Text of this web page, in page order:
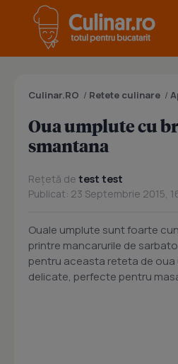
Culinar.RO / Retete culinare /
Oua umplute cu
smantana
Rețetă de test test
Publicat: 23 Septembrie 2015,
Ouale umplute sunt foarte
printre mancarurile de
pentru aceasta reteta de oua
delicate, perfecte pentru